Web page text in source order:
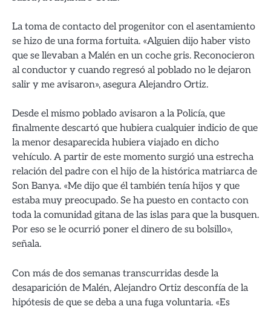
La toma de contacto del progenitor con el asentamiento
se hizo de una forma fortuita. «Alguien dijo haber visto
que se llevaban a Malén en un coche gris. Reconocieron
al conductor y cuando regresó al poblado no le dejaron
salir y me avisaron», asegura Alejandro Ortiz.
Desde el mismo poblado avisaron a la Policía, que
finalmente descartó que hubiera cualquier indicio de que
la menor desaparecida hubiera viajado en dicho
vehículo. A partir de este momento surgió una estrecha
relación del padre con el hijo de la histórica matriarca de
Son Banya. «Me dijo que él también tenía hijos y que
estaba muy preocupado. Se ha puesto en contacto con
toda la comunidad gitana de las islas para que la busquen.
Por eso se le ocurrió poner el dinero de su bolsillo»,
señala.
Con más de dos semanas transcurridas desde la
desaparición de Malén, Alejandro Ortiz desconfía de la
hipótesis de que se deba a una fuga voluntaria. «Es